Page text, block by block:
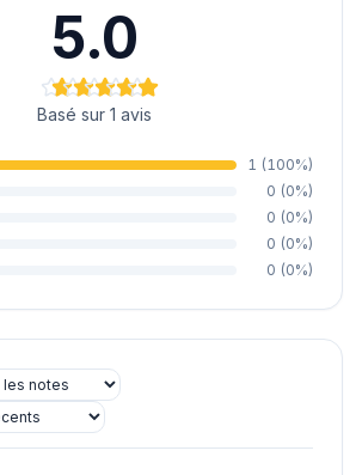
5.0
Basé sur 1 avis
1 ( 100%)
0 (0%)
0 (0%)
0 (0%)
0 (0%)